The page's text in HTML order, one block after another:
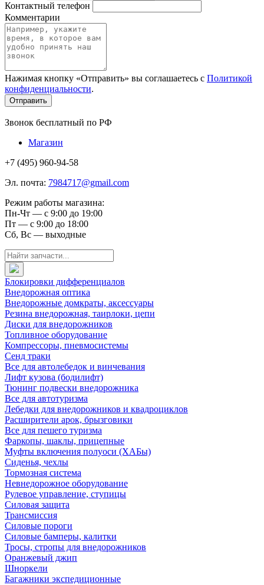
Контактный телефон
Комментарии
Нажимая кнопку «Отправить» вы соглашаетесь с Политикой
конфиденциальности.
Звонок бесплатный по РФ
Магазин
+7 (495) 960-94-58
Эл. почта: 7984717@gmail.com
Режим работы магазина:
Пн-Чт — с 9:00 до 19:00
Пт — с 9:00 до 18:00
Сб, Вс — выходные
Блокировки дифференциалов
Внедорожная оптика
Внедорожные домкраты, аксессуары
Резина внедорожная, таирлоки, цепи
Диски для внедорожников
Топливное оборудование
Компрессоры, пневмосистемы
Сенд траки
Все для автолебедок и винчевания
Лифт кузова (бодилифт)
Тюнинг подвески внедорожника
Все для автотуризма
Лебедки для внедорожников и квадроциклов
Расширители арок, брызговики
Все для пешего туризма
Фаркопы, шаклы, прицепные
Муфты включения полуоси (ХАБы)
Сиденья, чехлы
Тормозная система
Невнедорожное оборудование
Рулевое управление, ступицы
Силовая защита
Трансмиссия
Силовые пороги
Силовые бамперы, калитки
Тросы, стропы для внедорожников
Оранжевый джип
Шноркели
Багажники экспедиционные